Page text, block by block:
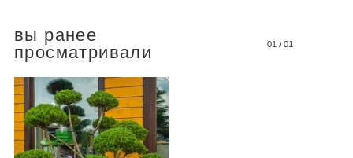
вы ранее
просматривали
01 / 01